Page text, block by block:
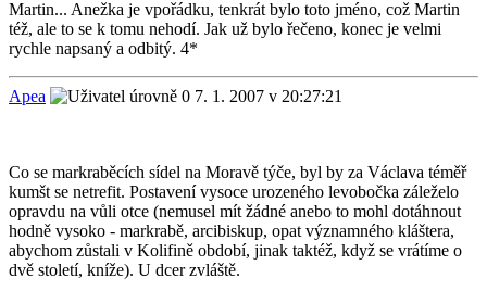
Martin... Anežka je vpořádku, tenkrát bylo toto jméno, což Martin
též, ale to se k tomu nehodí. Jak už bylo řečeno, konec je velmi
rychle napsaný a odbitý. 4*
Apea 7. 1. 2007 v 20:27:21
Co se markraběcích sídel na Moravě týče, byl by za Václava téměř
kumšt se netrefit. Postavení vysoce urozeného levobočka záleželo
opravdu na vůli otce (nemusel mít žádné anebo to mohl dotáhnout
hodně vysoko - markrabě, arcibiskup, opat významného kláštera,
abychom zůstali v Kolifině období, jinak taktéž, když se vrátíme o
dvě století, kníže). U dcer zvláště.